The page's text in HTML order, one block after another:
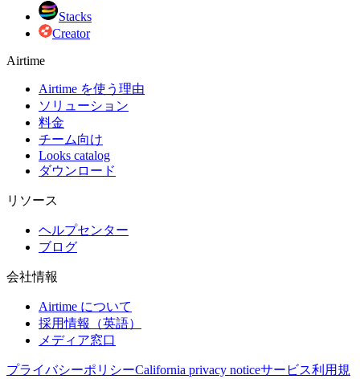
Stacks
Creator
Airtime
Airtime を使う理由
ソリューション
料金
チーム向け
Looks catalog
ダウンロード
リソース
ヘルプセンター
ブログ
会社情報
Airtime について
採用情報（英語）
メディア窓口
プライバシーポリシーCalifornia privacy noticeサービス利用規